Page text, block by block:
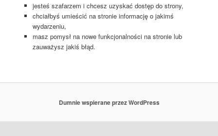
jesteś szafarzem i chcesz uzyskać dostęp do strony,
chciałbyś umieścić na stronie informację o jakimś
wydarzeniu,
masz pomysł na nowe funkcjonalności na stronie lub
zauważysz jakiś błąd.
Dumnie wspierane przez WordPress